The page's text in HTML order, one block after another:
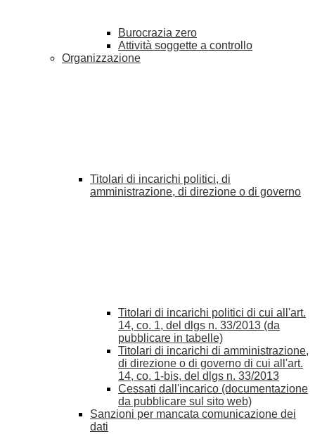
Burocrazia zero
Attività soggette a controllo
Organizzazione
Titolari di incarichi politici, di
amministrazione, di direzione o di governo
Titolari di incarichi politici di cui all'art.
14, co. 1, del dlgs n. 33/2013 (da
pubblicare in tabelle)
Titolari di incarichi di amministrazione,
di direzione o di governo di cui all'art.
14, co. 1-bis, del dlgs n. 33/2013
Cessati dall'incarico (documentazione
da pubblicare sul sito web)
Sanzioni per mancata comunicazione dei
dati